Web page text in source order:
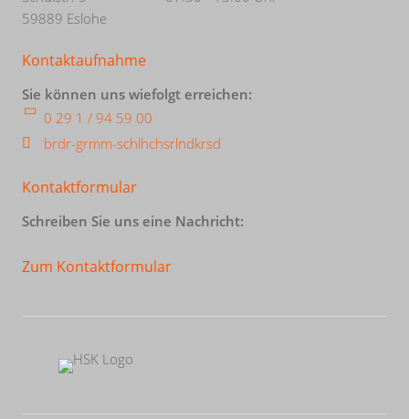
59889 Eslohe
Kontaktaufnahme
Sie können uns wiefolgt erreichen:
0 29 1 / 94 59 00
brdr-grmm-schlhchsrlndkrsd
Kontaktformular
Schreiben Sie uns eine Nachricht:
Zum Kontaktformular